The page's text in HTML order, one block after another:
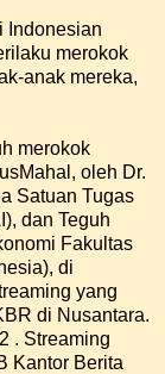
Indonesian
merokok
anak mereka,
merokok
oleh Dr.
Satuan Tugas
dan Teguh
Fakultas
di
yang
di Nusantara.
. Streaming
Kantor Berita